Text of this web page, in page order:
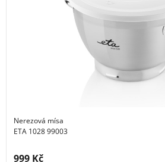
Nerezová mísa
ETA 1028 99003
Cena s DPH:
999 Kč